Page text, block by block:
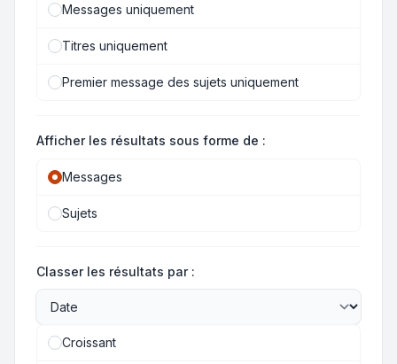
Messages uniquement
Titres uniquement
Premier message des sujets uniquement
Afficher les résultats sous forme de :
Messages
Sujets
Classer les résultats par :
Croissant